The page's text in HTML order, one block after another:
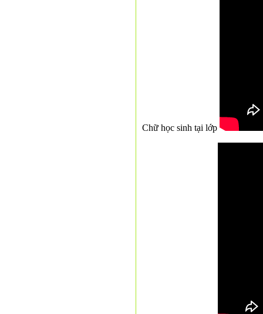
Chữ học sinh tại lớp